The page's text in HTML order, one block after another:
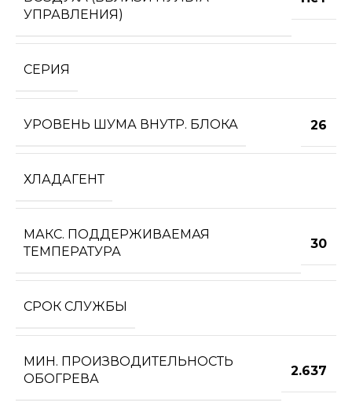
УПРАВЛЕНИЯ)
СЕРИЯ
УРОВЕНЬ ШУМА ВНУТР. БЛОКА 26
ХЛАДАГЕНТ
МАКС. ПОДДЕРЖИВАЕМАЯ
ТЕМПЕРАТУРА
30
СРОК СЛУЖБЫ
МИН. ПРОИЗВОДИТЕЛЬНОСТЬ
ОБОГРЕВА
2.637